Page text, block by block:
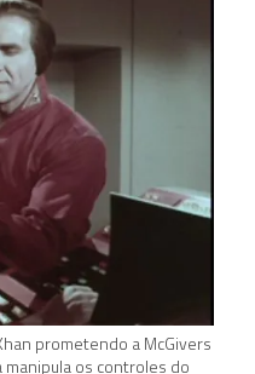
prometendo a McGivers
manipula os controles do